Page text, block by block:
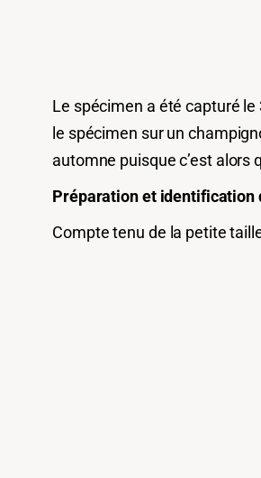
Le spécimen a été capturé
le spécimen sur un
automne puisque c’est alors
Préparation et identification
Compte tenu de la petite